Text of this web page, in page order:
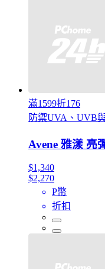
滿1599折176
防禦UVA、UVB
Avene 雅漾 亮
$1,340
$2,270
P幣
折扣